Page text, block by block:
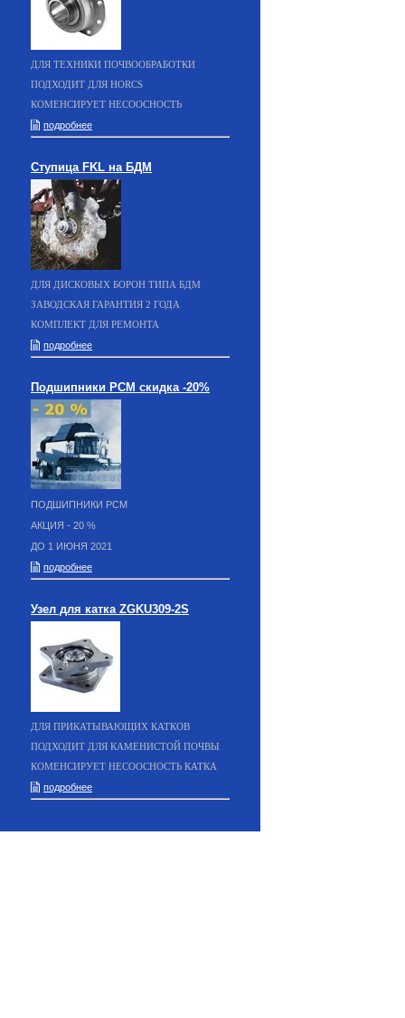
ДЛЯ ТЕХНИКИ ПОЧВООБРАБОТКИ
ПОДХОДИТ ДЛЯ HORCS
КОМЕНСИРУЕТ НЕСООСНОСТЬ
подробнее
Ступица FKL на БДМ
ДЛЯ ДИСКОВЫХ БОРОН ТИПА БДМ
ЗАВОДСКАЯ ГАРАНТИЯ 2 ГОДА
КОМПЛЕКТ ДЛЯ РЕМОНТА
подробнее
Подшипники РСМ скидка -20%
ПОДШИПНИКИ РСМ
АКЦИЯ - 20 %
ДО 1 ИЮНЯ 2021
подробнее
Узел для катка ZGKU309-2S
ДЛЯ ПРИКАТЫВАЮЩИХ КАТКОВ
ПОДХОДИТ ДЛЯ КАМЕНИСТОЙ ПОЧВЫ
КОМЕНСИРУЕТ НЕСООСНОСТЬ КАТКА
подробнее